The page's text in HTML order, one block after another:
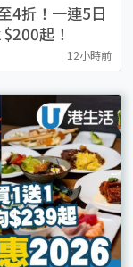
4折！一連5日
起！
12小時前